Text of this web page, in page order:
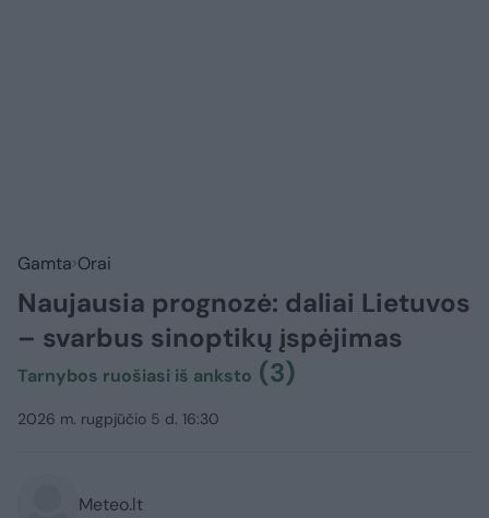
Gamta Orai
Naujausia prognozė: daliai Lietuvos
– svarbus sinoptikų įspėjimas
Tarnybos ruošiasi iš anksto (3)
2026 m. rugpjūčio 5 d. 16:30
Meteo.lt